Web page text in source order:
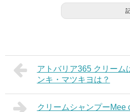
アトバリア365 クリーム
ンキ・マツキヨは？
クリームシャンプーMee